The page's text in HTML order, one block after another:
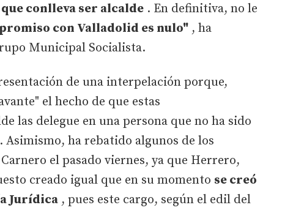
conlleva ser alcalde . En definitiva, no le
con Valladolid es nulo" , ha
Municipal Socialista.
de una interpelación porque,
el hecho de que estas
las delegue en una persona que no ha sido
Asimismo, ha rebatido algunos de los
el pasado viernes, ya que Herrero,
creado igual que en su momento se creó
Jurídica , pues este cargo, según el edil del